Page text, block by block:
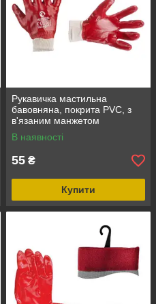
Рукавичка мастильна
бавовняна, покрита PVC, з
в'язаним манжетом
(червона) INTERTOOL SP-
0006
В наявності
55 ₴
Купити